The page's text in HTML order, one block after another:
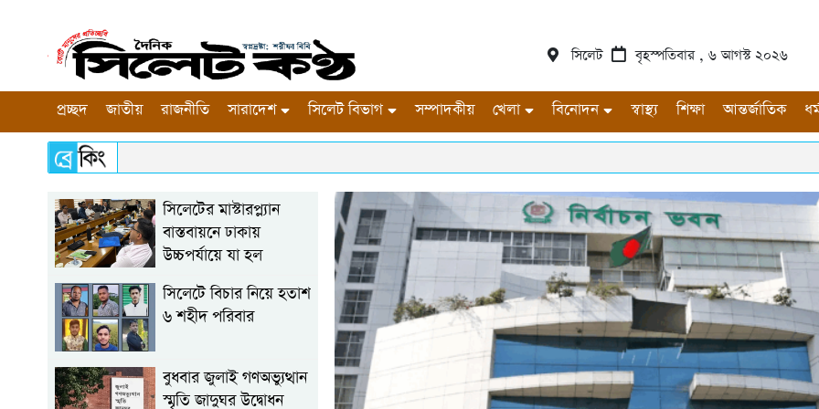
সিলেট বৃহস্পতিবার , ৬ আগস্ট ২০২৬
প্রচ্ছদ জাতীয় রাজনীতি সারাদেশ সিলেট বিভাগ সম্পাদকীয় খেলা বিনোদন স্বাস্থ্য শিক্ষা আন্তর্জাতিক
সিলেটের মাস্টারপ্ল্যান
বাস্তবায়নে ঢাকায়
উচ্চপর্যায়ে যা হল
সিলেটে বিচার নিয়ে হতাশ
৬ শহীদ পরিবার
বুধবার জুলাই গণঅভ্যুত্থান
স্মৃতি জাদুঘর উদ্বোধন